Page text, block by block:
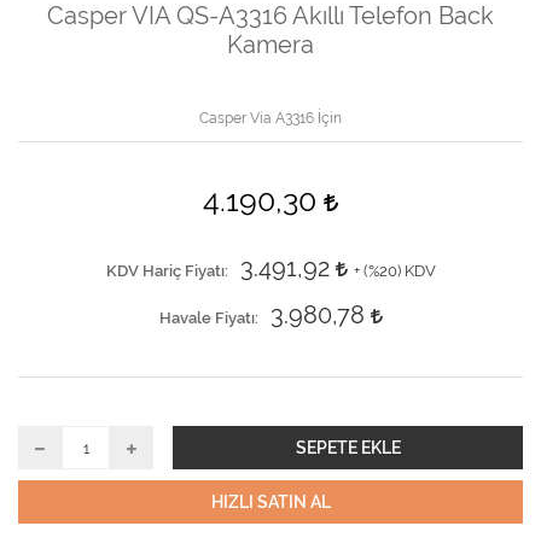
Casper VIA QS-A3316 Akıllı Telefon Back
Kamera
Casper Via A3316 İçin
4.190,30
KDV Hariç Fiyatı 3.491,92 + (%20) KDV
Havale Fiyatı 3.980,78
SEPETE EKLE
HIZLI SATIN AL